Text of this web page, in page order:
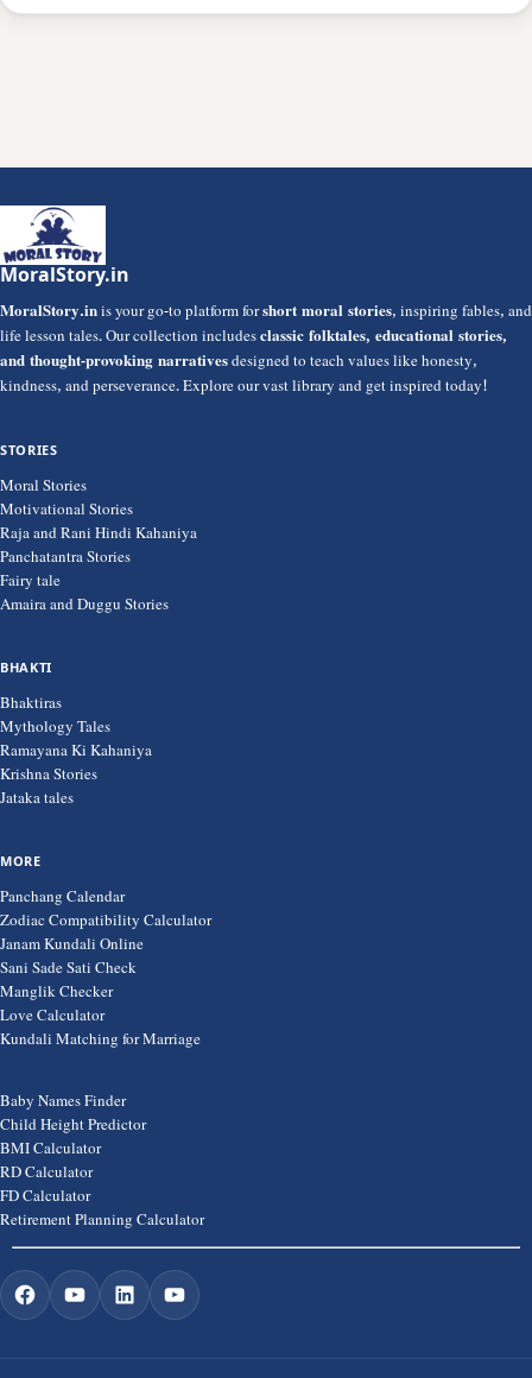
MoralStory.in
MoralStory.inis your go-to platform forshort moral stories, inspiring fables, and
life lesson tales. Our collection includesclassic folktales, educational stories,
and thought-provoking narrativesdesigned to teach values like honesty,
kindness, and perseverance. Explore our vast library and get inspired today!
STORIES
Moral Stories
Motivational Stories
Raja and Rani Hindi Kahaniya
Panchatantra Stories
Fairy tale
Amaira and Duggu Stories
BHAKTI
Bhaktiras
Mythology Tales
Ramayana Ki Kahaniya
Krishna Stories
Jataka tales
MORE
Panchang Calendar
Zodiac Compatibility Calculator
Janam Kundali Online
Sani Sade Sati Check
Manglik Checker
Love Calculator
Kundali Matching for Marriage
Baby Names Finder
Child Height Predictor
BMI Calculator
RD Calculator
FD Calculator
Retirement Planning Calculator